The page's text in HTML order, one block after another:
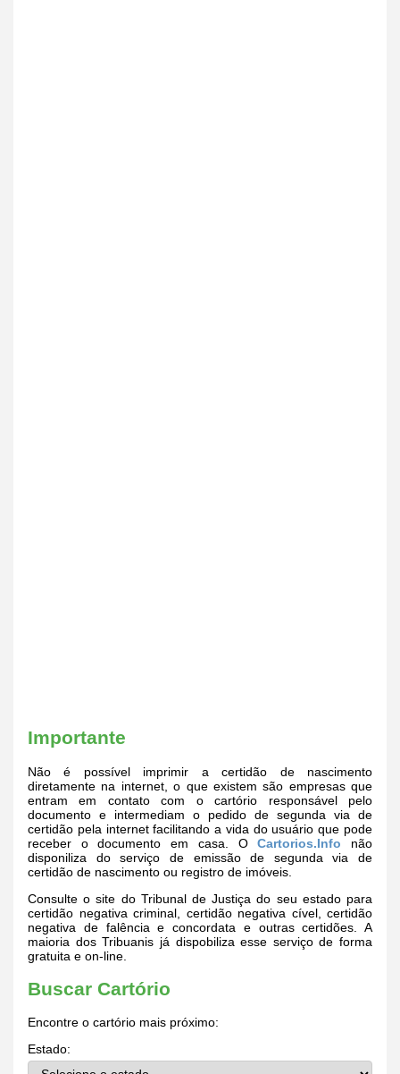
Importante
Não é possível imprimir a certidão de nascimento
diretamente na internet, o que existem são empresas que
entram em contato com o cartório responsável pelo
documento e intermediam o pedido de segunda via de
certidão pela internet facilitando a vida do usuário que pode
receber o documento em casa. OCartorios.Info não
disponiliza do serviço de emissão de segunda via de
certidão de nascimento ou registro de imóveis.
Consulte o site do Tribunal de Justiça do seu estado para
certidão negativa criminal, certidão negativa cível, certidão
negativa de falência e concordata e outras certidões. A
maioria dos Tribuanis já dispobiliza esse serviço de forma
gratuita e on-line.
Buscar Cartório
Encontre o cartório mais próximo:
Estado: